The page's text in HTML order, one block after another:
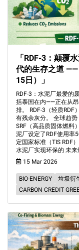
「RDF-3：颠覆
代的生存之道 ——
15日）」
RDF-3：水泥厂最爱的
括泰国在内——正在从
排。 RDF-3（轻质
有残余灰分。 全球趋
SRF（高品质固体燃料
泥厂设定了RDF使用率
定国家标准（TIS RDF
水泥厂实现环保的 未来
15 Mar 2026
BIO-ENERGY 垃圾衍
CARBON CREDIT